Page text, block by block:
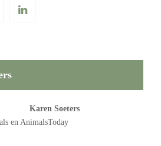
Karen Soeters
en AnimalsToday